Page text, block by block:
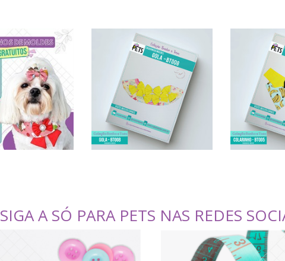
SIGA A SÓ PARA PETS NAS REDES